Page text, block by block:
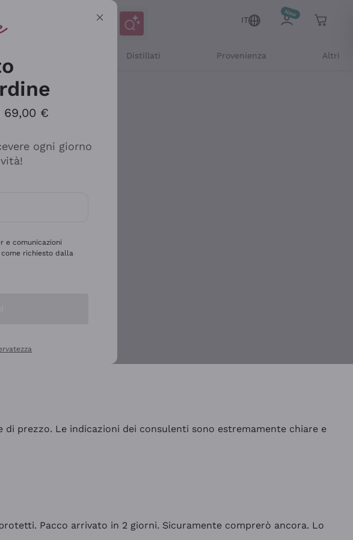
IT
Distillati Provenienza Altri
prezzo. Le indicazioni dei consulenti sono estremamente chiare e
Pacco arrivato in 2 giorni. Sicuramente comprerò ancora. Lo
€
ogni giorno
e comunicazioni
richiesto dalla